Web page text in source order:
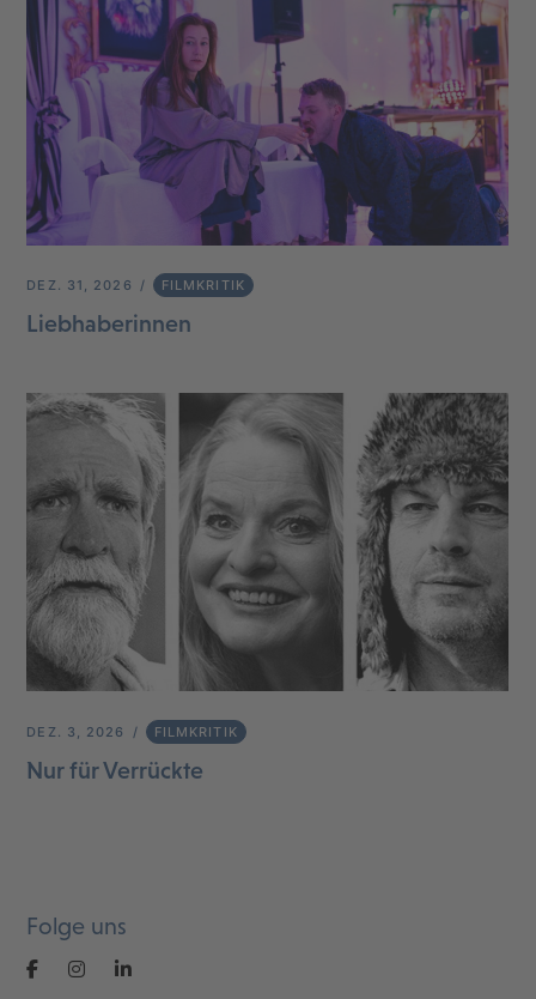
DEZ. 31, 2026 FILMKRITIK
Liebhaberinnen
DEZ. 3, 2026 FILMKRITIK
Nur für Verrückte
Folge uns